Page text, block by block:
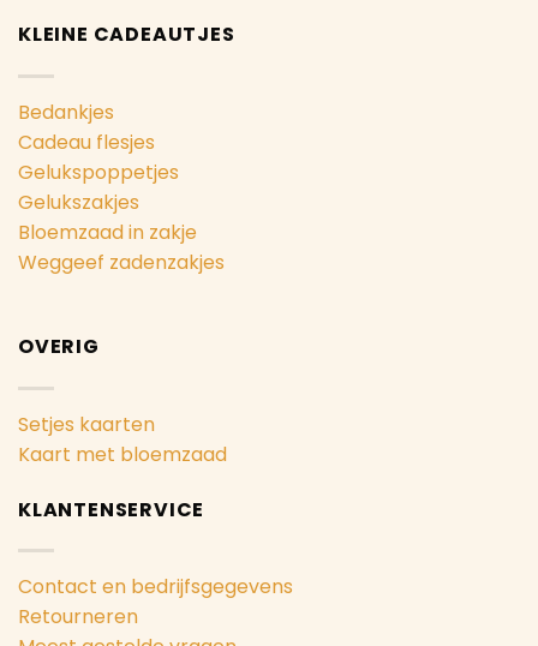
KLEINE CADEAUTJES
Bedankjes
Cadeau flesjes
Gelukspoppetjes
Gelukszakjes
Bloemzaad in zakje
Weggeef zadenzakjes
OVERIG
Setjes kaarten
Kaart met bloemzaad
KLANTENSERVICE
Contact en bedrijfsgegevens
Retourneren